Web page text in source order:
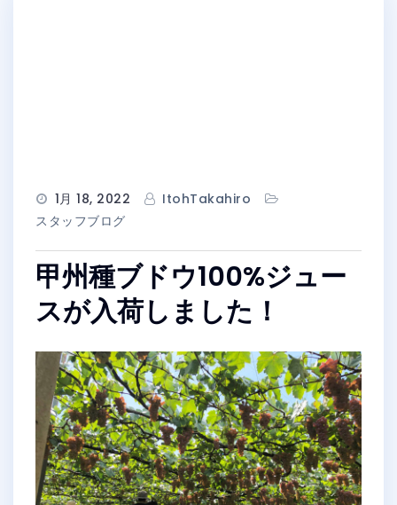
1月 18, 2022
ItohTakahiro
スタッフブログ
甲州種ブドウ100%ジュー
スが入荷しました！